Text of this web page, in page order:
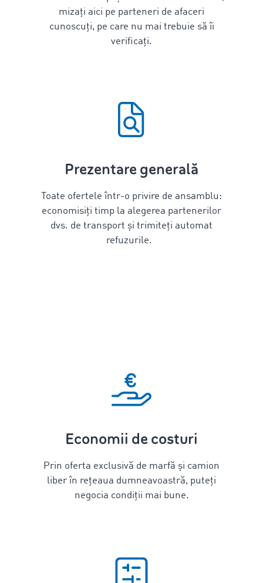
mizați aici pe parteneri de afaceri
cunoscuți, pe care nu mai trebuie să îi
verificați.
Prezentare generală
Toate ofertele într-o privire de ansamblu:
economisiți timp la alegerea partenerilor
dvs. de transport și trimiteți automat
refuzurile.
Economii de costuri
Prin oferta exclusivă de marfă și camion
liber în rețeaua dumneavoastră, puteți
negocia condiții mai bune.